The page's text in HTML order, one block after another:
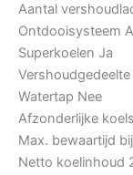
Aantal
Ontdooisysteem
Superkoelen Ja
Vershoudgedeelte
Watertap Nee
Afzonderlijke
Max. bewaartijd
Netto koelinhoud